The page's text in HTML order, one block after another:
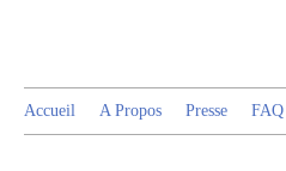
Accueil A Propos Presse FAQ